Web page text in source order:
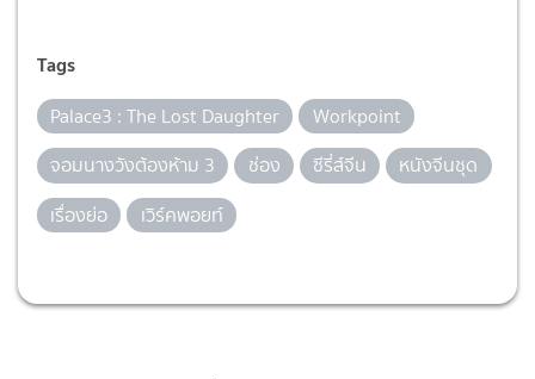
Tags
Palace3 : The Lost Daughter
Workpoint
จอมนางวังต้องห้าม 3
ช่อง ซีรี่ส์จีน
หนังจีนชุด
เรื่องย่อ
เวิร์คพอยท์